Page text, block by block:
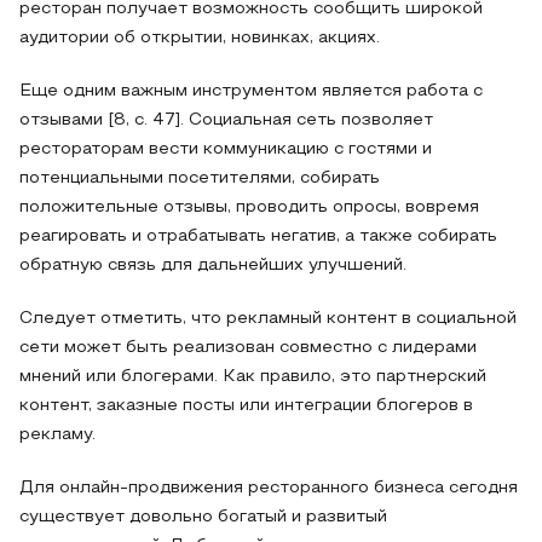
ресторан получает возможность сообщить широкой
аудитории об открытии, новинках, акциях.
Еще одним важным инструментом является работа с
отзывами [8, с. 47]. Социальная сеть позволяет
рестораторам вести коммуникацию с гостями и
потенциальными посетителями, собирать
положительные отзывы, проводить опросы, вовремя
реагировать и отрабатывать негатив, а также собирать
обратную связь для дальнейших улучшений.
Следует отметить, что рекламный контент в социальной
сети может быть реализован совместно с лидерами
мнений или блогерами. Как правило, это партнерский
контент, заказные посты или интеграции блогеров в
рекламу.
Для онлайн-продвижения ресторанного бизнеса сегодня
существует довольно богатый и развитый